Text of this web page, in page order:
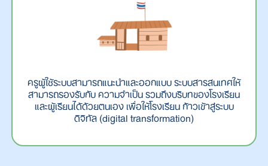
ครูผู้ใช้ระบบสามารถแนะนำและออกแบบ ระบบสารสนเทศให้
สามารถรองรับกับ ความจำเป็น รวมถึงบริบทของโรงเรียน
และผู้เรียนได้ด้วยตนเอง เพื่อให้โรงเรียน ก้าวเข้าสู่ระบบ
ดิจิทัล (digital transformation)